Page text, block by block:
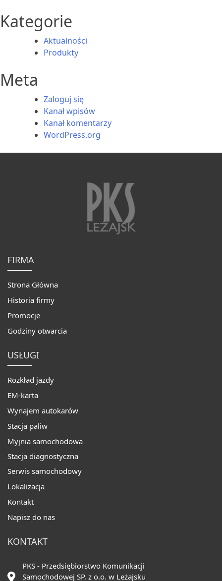
Kategorie
Aktualności
Produkty
Meta
Zaloguj się
Kanał wpisów
Kanał komentarzy
WordPress.org
FIRMA
Strona Główna
Historia firmy
Promocje
Godziny otwarcia
USŁUGI
Rozkład jazdy
EM-karta
Wynajem autokarów
Stacja paliw
Myjnia samochodowa
Stacja diagnostyczna
Serwis samochodowy
Lokalizacja
Kontakt
Napisz do nas
KONTAKT
PKS - Przedsiębiorstwo Komunikacji
Samochodowej SP. z o.o. w Leżajsku